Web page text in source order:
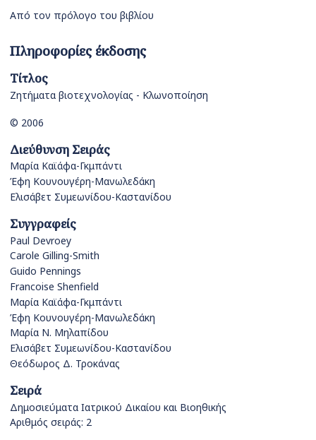
Από τον πρόλογο του βιβλίου
Πληροφορίες έκδοσης
Τίτλος
Ζητήματα βιοτεχνολογίας - Κλωνοποίηση
© 2006
Διεύθυνση Σειράς
Μαρία Καϊάφα-Γκμπάντι
Έφη Κουνουγέρη-Μανωλεδάκη
Ελισάβετ Συμεωνίδου-Καστανίδου
Συγγραφείς
Paul Devroey
Carole Gilling-Smith
Guido Pennings
Francoise Shenfield
Μαρία Καϊάφα-Γκμπάντι
Έφη Κουνουγέρη-Μανωλεδάκη
Μαρία Ν. Μηλαπίδου
Ελισάβετ Συμεωνίδου-Καστανίδου
Θεόδωρος Δ. Τροκάνας
Σειρά
Δημοσιεύματα Ιατρικού Δικαίου και Βιοηθικής
Αριθμός σειράς: 2